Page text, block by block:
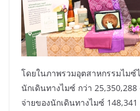
โดยในภาพรวมอุตสาหกรรมไมซ์
นักเดินทางไมซ์ กว่า
จ่ายของนักเดินทางไมซ์